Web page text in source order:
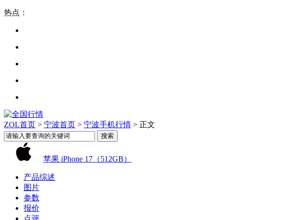
热点：
ZOL首页 > 宁波首页 > 宁波手机行情 > 正文
苹果 iPhone 17（512GB）
产品综述
图片
参数
报价
点评